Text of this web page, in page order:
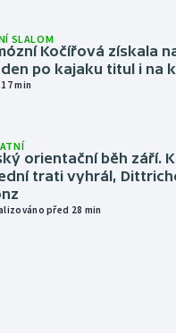
SLALOM
Kočířová získala
den po kajaku titul i na
min
orientační běh září.
trati vyhrál,
před 28 min